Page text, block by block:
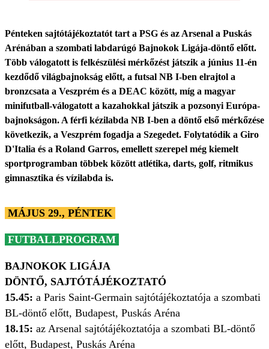
Pénteken sajtótájékoztatót tart a PSG és az Arsenal a Puskás
Arénában a szombati labdarúgó Bajnokok Ligája-döntő előtt.
Több válogatott is felkészülési mérkőzést játszik a június 11-én
kezdődő világbajnokság előtt, a futsal NB I-ben elrajtol a
bronzcsata a Veszprém és a DEAC között, míg a magyar
minifutball-válogatott a kazahokkal játszik a pozsonyi Európa-
bajnokságon. A férfi kézilabda NB I-ben a döntő első mérkőzése
következik, a Veszprém fogadja a Szegedet. Folytatódik a Giro
D'Italia és a Roland Garros, emellett szerepel még kiemelt
sportprogramban többek között atlétika, darts, golf, ritmikus
gimnasztika és vízilabda is.
MÁJUS 29., PÉNTEK
FUTBALLPROGRAM
BAJNOKOK LIGÁJA
DÖNTŐ, SAJTÓTÁJÉKOZTATÓ
15.45: a Paris Saint-Germain sajtótájékoztatója a szombati
BL-döntő előtt, Budapest, Puskás Aréna
18.15: az Arsenal sajtótájékoztatója a szombati BL-döntő
előtt, Budapest, Puskás Aréna